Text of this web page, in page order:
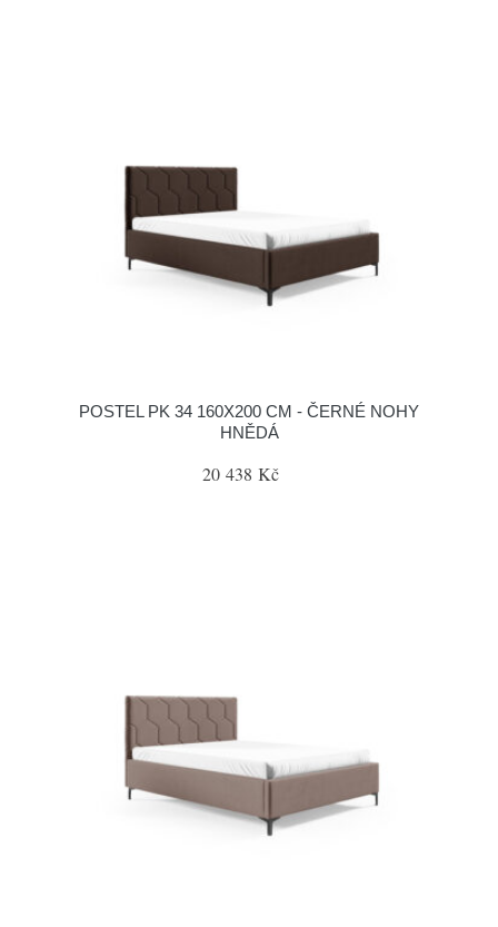
POSTEL PK 34 160X200 CM - ČERNÉ NOHY
HNĚDÁ
20 438 Kč